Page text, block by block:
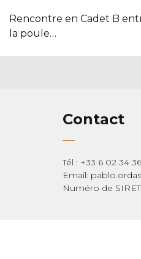
Rencontre en Cadet B
la poule…
Contact
Tél : +33 6 02 34
Email:
Numéro de